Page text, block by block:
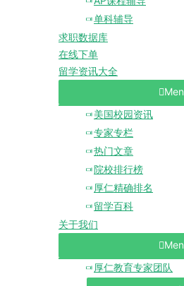
单科辅导
求职数据库
在线下单
留学资讯大全
美国校园资讯
专家专栏
热门文章
院校排行榜
厚仁精确排名
留学百科
关于我们
厚仁教育专家团队